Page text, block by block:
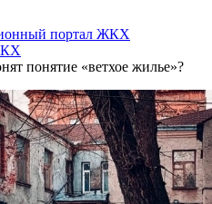
портал ЖКХ
понятие «ветхое жилье»?